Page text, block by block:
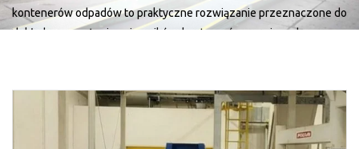
kontenerów odpadów to praktyczne rozwiązanie przeznaczone do
dokładnego ważenia pojemników, kontenerów oraz innych
usprawniając proces ewidencji, rozliczeń oraz nadzoru nad
transportem i […]